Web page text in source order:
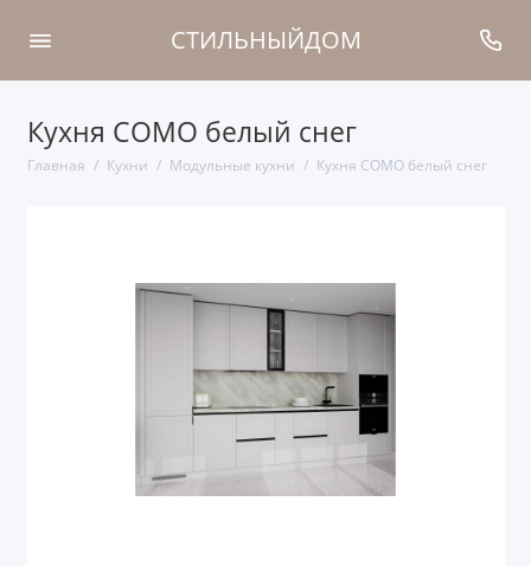
СТИЛЬНЫЙДОМ
Кухня COMO белый снег
Главная Кухни Модульные кухни Кухня COMO белый снег